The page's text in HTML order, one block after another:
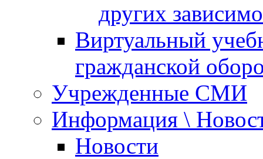
других
Виртуальный
гражданской
Учрежденные СМИ
Информация \
Новости